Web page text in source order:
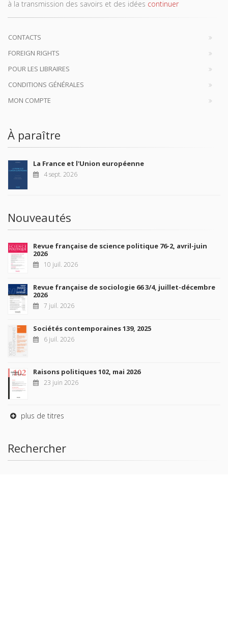
à la transmission des savoirs et des idées continuer
CONTACTS
FOREIGN RIGHTS
POUR LES LIBRAIRES
CONDITIONS GÉNÉRALES
MON COMPTE
À paraître
La France et l'Union européenne
4 sept. 2026
Nouveautés
Revue française de science politique 76-2, avril-juin
2026
10 juil. 2026
Revue française de sociologie 66 3/4, juillet-décembre
2026
7 juil. 2026
Sociétés contemporaines 139, 2025
6 juil. 2026
Raisons politiques 102, mai 2026
23 juin 2026
plus de titres
Rechercher